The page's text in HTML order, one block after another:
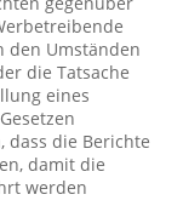
den Umständen
die Tatsache
eines
die Berichte
damit die
werden